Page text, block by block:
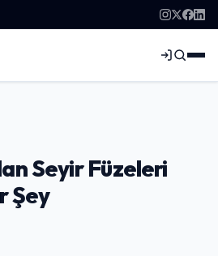
Seyir Füzeleri
Şey